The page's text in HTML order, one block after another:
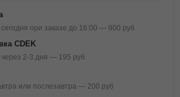
при заказе до 16:00 — 900 руб
CDEK
2-3 дня — 195 руб
или послезавтра — 200 руб